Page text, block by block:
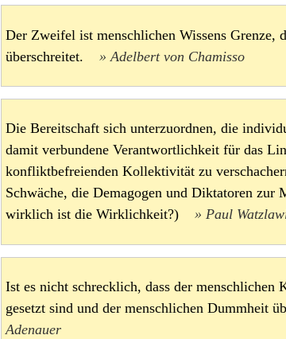
Der Zweifel ist menschlichen Wissens Grenze,
überschreitet.
Adelbert von Chamisso
Die Bereitschaft sich unterzuordnen, die
damit verbundene Verantwortlichkeit für das
konfliktbefreienden Kollektivität zu
Schwäche, die Demagogen und Diktatoren zur
wirklich ist die Wirklichkeit?)
Paul
Ist es nicht schrecklich, dass der menschlichen
gesetzt sind und der menschlichen Dummheit
Adenauer